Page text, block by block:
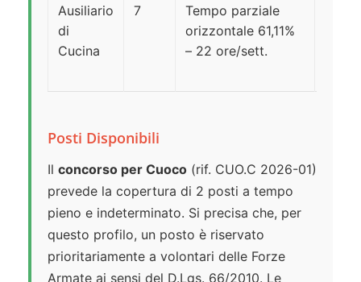
Ausiliario
di
Cucina
7
Tempo parziale
orizzontale 61,11%
– 22 ore/sett.
Posti Disponibili
Il concorso per Cuoco (rif. CUO.C 2026-01)
prevede la copertura di 2 posti a tempo
pieno e indeterminato. Si precisa che, per
questo profilo, un posto è riservato
prioritariamente a volontari delle Forze
Armate ai sensi del D.Lgs. 66/2010. Le